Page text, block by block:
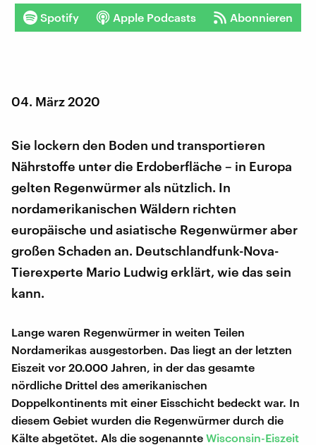
Spotify Apple Podcasts Abonnieren
04. März 2020
Sie lockern den Boden und transportieren
Nährstoffe unter die Erdoberfläche – in Europa
gelten Regenwürmer als nützlich. In
nordamerikanischen Wäldern richten
europäische und asiatische Regenwürmer aber
großen Schaden an. Deutschlandfunk-Nova-
Tierexperte Mario Ludwig erklärt, wie das sein
kann.
Lange waren Regenwürmer in weiten Teilen
Nordamerikas ausgestorben. Das liegt an der letzten
Eiszeit vor 20.000 Jahren, in der das gesamte
nördliche Drittel des amerikanischen
Doppelkontinents mit einer Eisschicht bedeckt war. In
diesem Gebiet wurden die Regenwürmer durch die
Kälte abgetötet. Als die sogenannte Wisconsin-Eiszeit